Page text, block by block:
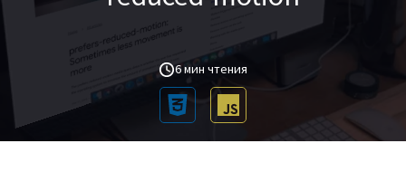
6 мин чтения